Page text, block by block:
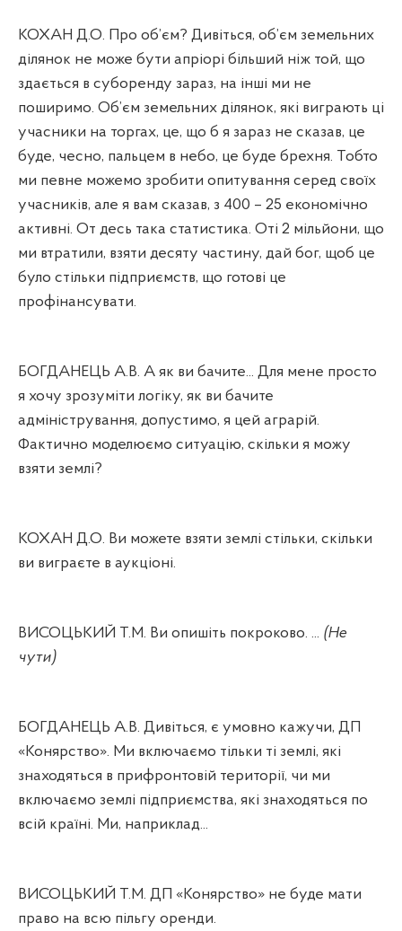
КОХАН Д.О. Про об’єм? Дивіться, об’єм земельних
ділянок не може бути апріорі більший ніж той, що
здається в суборенду зараз, на інші ми не
поширимо. Об’єм земельних ділянок, які виграють ці
учасники на торгах, це, що б я зараз не сказав, це
буде, чесно, пальцем в небо, це буде брехня. Тобто
ми певне можемо зробити опитування серед своїх
учасників, але я вам сказав, з 400 – 25 економічно
активні. От десь така статистика. Оті 2 мільйони, що
ми втратили, взяти десяту частину, дай бог, щоб це
було стільки підприємств, що готові це
профінансувати.
БОГДАНЕЦЬ А.В. А як ви бачите... Для мене просто
я хочу зрозуміти логіку, як ви бачите
адміністрування, допустимо, я цей аграрій.
Фактично моделюємо ситуацію, скільки я можу
взяти землі?
КОХАН Д.О. Ви можете взяти землі стільки, скільки
ви виграєте в аукціоні.
ВИСОЦЬКИЙ Т.М. Ви опишіть покроково. ... (Не
чути)
БОГДАНЕЦЬ А.В. Дивіться, є умовно кажучи, ДП
«Конярство». Ми включаємо тільки ті землі, які
знаходяться в прифронтовій території, чи ми
включаємо землі підприємства, які знаходяться по
всій країні. Ми, наприклад...
ВИСОЦЬКИЙ Т.М. ДП «Конярство» не буде мати
право на всю пільгу оренди.